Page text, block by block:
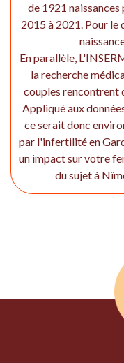
de 1921 naissances
2015 à 2021. Pour
En parallèle,
la recherche
couples rencontrent
Appliqué aux
ce serait donc
par l'infertilité en
un impact sur votre
du sujet à